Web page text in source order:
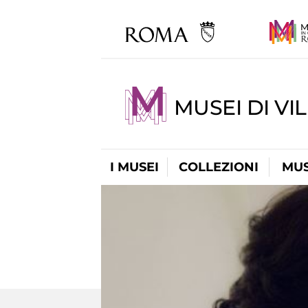
MUSEI DI
I MUSEI COLLEZIONI